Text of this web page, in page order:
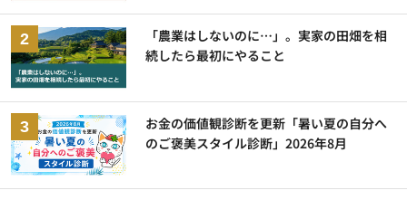
「農業はしないのに…」。実家の田畑を相
続したら最初にやること
お金の価値観診断を更新「暑い夏の自分へ
のご褒美スタイル診断」2026年8月